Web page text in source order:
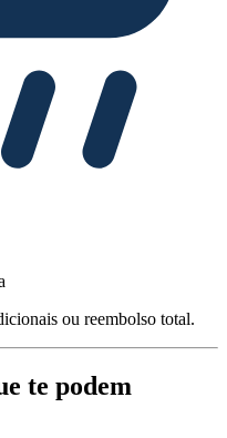
ou reembolso total.
te podem